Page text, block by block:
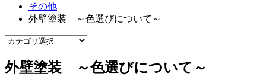
その他
外壁塗装 ～色選びについて～
外壁塗装 ～色選びについて～